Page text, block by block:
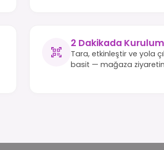
2 Dakikada Kurulum
Tara, etkinleştir ve yola
basit — mağaza